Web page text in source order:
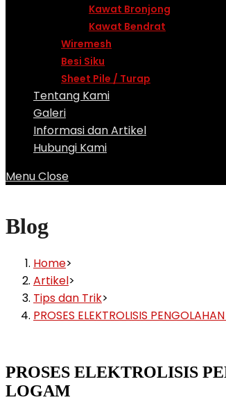
Kawat Bronjong
Kawat Bendrat
Wiremesh
Besi Siku
Sheet Pile / Turap
Tentang Kami
Galeri
Informasi dan Artikel
Hubungi Kami
MenuClose
Blog
Home>
Artikel>
Tips dan Trik>
PROSES ELEKTROLISIS
PROSES ELEKTROLISIS
LOGAM